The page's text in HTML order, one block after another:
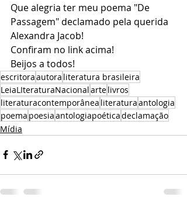
Que alegria ter meu poema "De
Passagem" declamado pela querida
Alexandra Jacob!
Confiram no link acima!
Beijos a todos!
escritoraautora literatura brasileira
LeiaLIteraturaNacionalartelivros
literaturacontemporânea literaturaantologia
poema poesiaantologiapoéticadeclamação
Mídia